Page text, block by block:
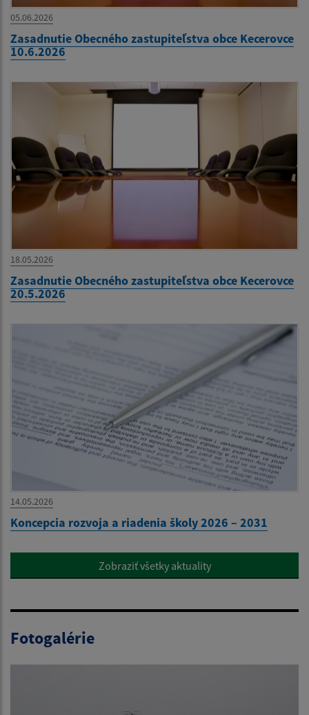
05.06.2026
Zasadnutie Obecného zastupiteľstva obce Kecerovce
10.6.2026
18.05.2026
Zasadnutie Obecného zastupiteľstva obce Kecerovce
20.5.2026
14.05.2026
Koncepcia rozvoja a riadenia školy 2026 – 2031
Zobraziť všetky aktuality
Fotogalérie